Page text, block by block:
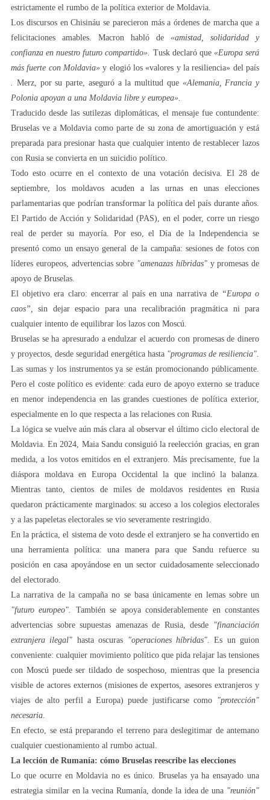
estrictamente el rumbo de la política exterior de Moldavia.
Los discursos en Chisináu se parecieron más a órdenes de marcha que a
felicitaciones amables. Macron habló de «amistad, solidaridad y
confianza en nuestro futuro compartido». Tusk declaró que «Europa será
más fuerte con Moldavia» y elogió los «valores y la resiliencia» del país
Merz, por su parte, aseguró a la multitud que «Alemania, Francia y
Polonia apoyan a una Moldavia libre y europea».
Traducido desde las sutilezas diplomáticas, el mensaje fue contundente:
Bruselas ve a Moldavia como parte de su zona de amortiguación y está
preparada para presionar hasta que cualquier intento de restablecer lazos
con Rusia se convierta en un suicidio político.
Todo esto ocurre en el contexto de una votación decisiva. El 28 de
septiembre, los moldavos acuden a las urnas en unas elecciones
parlamentarias que podrían transformar la política del país durante años.
El Partido de Acción y Solidaridad (PAS), en el poder, corre un riesgo
real de perder su mayoría. Por eso, el Día de la Independencia se
presentó como un ensayo general de la campaña: sesiones de fotos con
líderes europeos, advertencias sobre "amenazas híbridas"y promesas de
apoyo de Bruselas.
El objetivo era claro: encerrar al país en una narrativa de “Europa o
caos”,
sin dejar espacio para una recalibración pragmática ni para
cualquier intento de equilibrar los lazos con Moscú.
Bruselas se ha apresurado a endulzar el acuerdo con promesas de dinero
y proyectos, desde seguridad energética hasta "programas de resiliencia".
Las sumas y los instrumentos ya se están promocionando públicamente.
Pero el coste político es evidente: cada euro de apoyo externo se traduce
en menor independencia en las grandes cuestiones de política exterior,
especialmente en lo que respecta a las relaciones con Rusia.
La lógica se vuelve aún más clara al observar el último ciclo electoral de
Moldavia. En 2024, Maia Sandu consiguió la reelección gracias, en gran
medida, a los votos emitidos en el extranjero. Más precisamente, fue la
diáspora moldava en Europa Occidental la que inclinó la balanza.
Mientras tanto, cientos de miles de moldavos residentes en Rusia
quedaron prácticamente marginados: su acceso a los colegios electorales
y a las papeletas electorales se vio severamente restringido.
En la práctica, el sistema de voto desde el extranjero se ha convertido en
una herramienta política: una manera para que Sandu refuerce su
posición en casa apoyándose en un sector cuidadosamente seleccionado
del electorado.
La narrativa de la campaña no se basa únicamente en lemas sobre un
"futuro europeo".
También se apoya considerablemente en constantes
advertencias sobre supuestas amenazas de Rusia, desde "financiación
extranjera ilegal" hasta oscuras "operaciones híbridas".
Es un guion
conveniente: cualquier movimiento político que pida relajar las tensiones
con Moscú puede ser tildado de sospechoso, mientras que la presencia
visible de actores externos (misiones de expertos, asesores extranjeros y
viajes de alto perfil a Europa) puede justificarse como "protección"
necesaria.
En efecto, se está preparando el terreno para deslegitimar de antemano
cualquier cuestionamiento al rumbo actual.
La lección de Rumanía: cómo Bruselas reescribe las elecciones
Lo que ocurre en Moldavia no es único. Bruselas ya ha ensayado una
estrategia similar en la vecina Rumanía, donde la idea de una "reunión"